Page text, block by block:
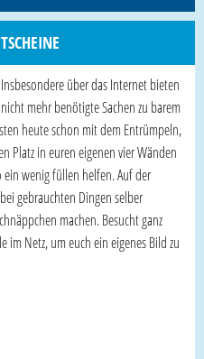
über das Internet bieten
mehr benötigte Sachen zu barem
heute schon mit dem Entrümpeln,
Platz in euren eigenen vier Wänden
wenig füllen helfen. Auf der
gebrauchten Dingen selber
machen. Besucht ganz
Netz, um euch ein eigenes Bild zu